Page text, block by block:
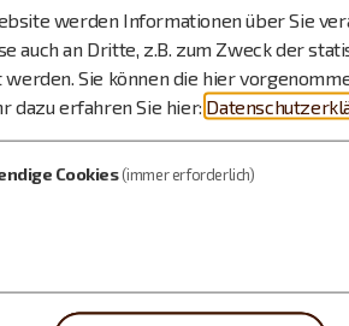
werden Informationen über Sie
auch an Dritte, z.B. zum Zweck der
Sie können die hier
dazu erfahren Sie hier:
Cookies(immer erforderlich)